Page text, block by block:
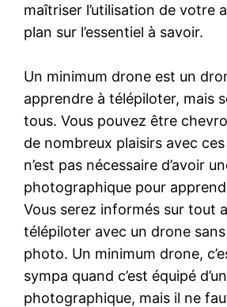
maîtriser l’utilisation de votre
plan sur l’essentiel à savoir.
Un minimum drone est un
apprendre à télépiloter, mais
tous. Vous pouvez être
de nombreux plaisirs avec
n’est pas nécessaire d’avoir
photographique pour
Vous serez informés sur tout
télépiloter avec un drone
photo. Un minimum drone,
sympa quand c’est équipé
photographique, mais il ne